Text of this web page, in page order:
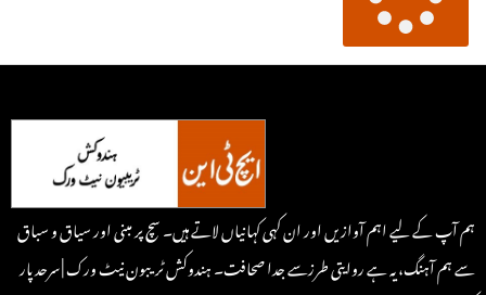
ہم آپ کے لیے اہم آوازیں اور ان کہی کہانیاں لاتے ہیں۔ سچ پر مبنی اور سیاق و سباق
سے ہم آہنگ، یہ ہے روایتی طرزسے جدا صحافت۔ ہندوکش ٹریبون نیٹ ورک | سرحد پار